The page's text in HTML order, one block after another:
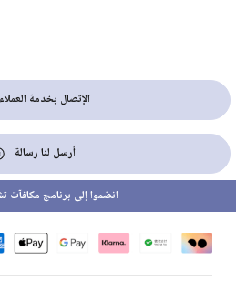
الإتصال بخدمة العملاء
أرسل لنا رسالة
انضموا إلى برنامج مكافآت